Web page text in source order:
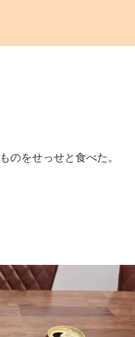
のをせっせと食べた。